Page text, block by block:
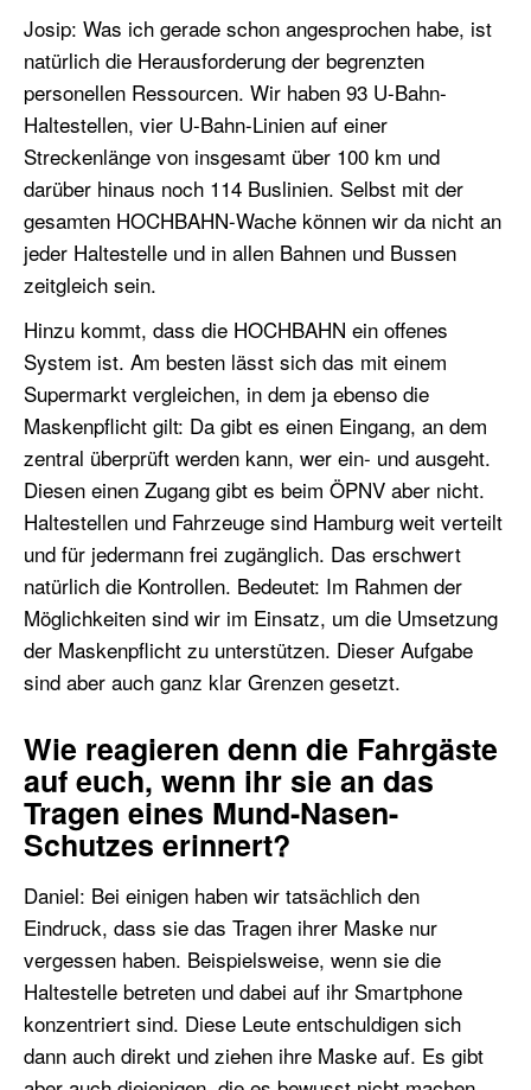
Josip: Was ich gerade schon angesprochen habe, ist
natürlich die Herausforderung der begrenzten
personellen Ressourcen. Wir haben 93 U-Bahn-
Haltestellen, vier U-Bahn-Linien auf einer
Streckenlänge von insgesamt über 100 km und
darüber hinaus noch 114 Buslinien. Selbst mit der
gesamten HOCHBAHN-Wache können wir da nicht an
jeder Haltestelle und in allen Bahnen und Bussen
zeitgleich sein.
Hinzu kommt, dass die HOCHBAHN ein offenes
System ist. Am besten lässt sich das mit einem
Supermarkt vergleichen, in dem ja ebenso die
Maskenpflicht gilt: Da gibt es einen Eingang, an dem
zentral überprüft werden kann, wer ein- und ausgeht.
Diesen einen Zugang gibt es beim ÖPNV aber nicht.
Haltestellen und Fahrzeuge sind Hamburg weit verteilt
und für jedermann frei zugänglich. Das erschwert
natürlich die Kontrollen. Bedeutet: Im Rahmen der
Möglichkeiten sind wir im Einsatz, um die Umsetzung
der Maskenpflicht zu unterstützen. Dieser Aufgabe
sind aber auch ganz klar Grenzen gesetzt.
Wie reagieren denn die Fahrgäste
auf euch, wenn ihr sie an das
Tragen eines Mund-Nasen-
Schutzes erinnert?
Daniel: Bei einigen haben wir tatsächlich den
Eindruck, dass sie das Tragen ihrer Maske nur
vergessen haben. Beispielsweise, wenn sie die
Haltestelle betreten und dabei auf ihr Smartphone
konzentriert sind. Diese Leute entschuldigen sich
dann auch direkt und ziehen ihre Maske auf. Es gibt